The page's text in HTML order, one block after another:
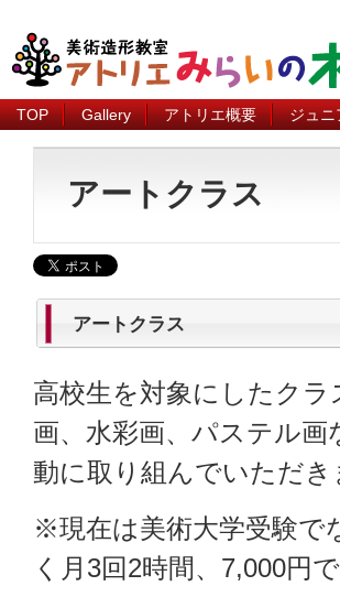
TOP Gallery アトリエ概要 ジュニ
アートクラス
アートクラス
高校生を対象にしたク
画、水彩画、パステル
動に取り組んでいただき
※現在は美術大学受験で
く月3回2時間、7,000円